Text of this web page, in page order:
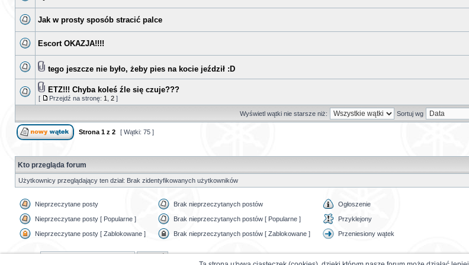
Jak w prosty sposób stracić palce
Escort OKAZJA!!!!
tego jeszcze nie było, żeby pies na kocie jeździł :D
ETZ!!! Chyba koleś źle się czuje???
[ Przejdź na stronę: 1 2 ]
Wyświetl wątki nie starsze niż: Sortuj wg
Strona 1 z 2 [ Wątki: 75 ]
Kto przegląda forum
Użytkownicy przeglądający ten dział: Brak zidentyfikowanych użytkowników
Nieprzeczytane posty Brak nieprzeczytanych postów Ogłoszenie
Nieprzeczytane posty [ Popularne ] Brak nieprzeczytanych postów [ Popularne ] Przyklejony
Nieprzeczytane posty [ Zablokowane ] Brak nieprzeczytanych postów [ Zablokowane ] Przeniesiony wątek